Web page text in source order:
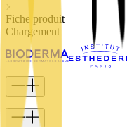
Fiche produit
Chargement